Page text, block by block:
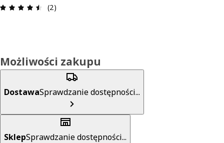
Opinia: 4.5 na 5 gwiazdki. Recenzje ogółem: 2
(2)
Możliwości zakupu
DostawaSprawdzanie dostępności...
SklepSprawdzanie dostępności...